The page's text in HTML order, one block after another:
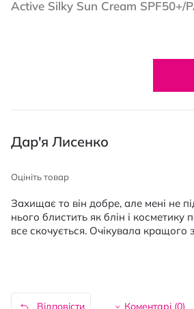
Active Silky Sun Cream SPF50+/
Дар'я Лисенко
Оцініть товар
Захищає то він добре, але мені не
нього блистить як блін і косметику
все скочується. Очікувала кращого
Відповісти Коментарі (0)